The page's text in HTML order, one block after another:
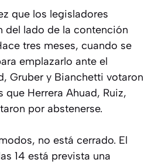
que los legisladores
del lado de la contención
tres meses, cuando se
emplazarlo ante el
Gruber y Bianchetti votaron
que Herrera Ahuad, Ruiz,
por abstenerse.
no está cerrado. El
14 está prevista una